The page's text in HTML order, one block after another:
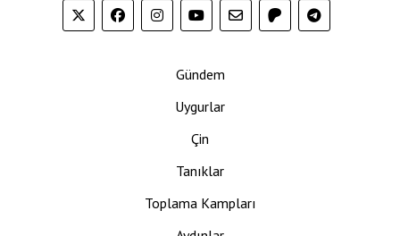
Gündem
Uygurlar
Çin
Tanıklar
Toplama Kampları